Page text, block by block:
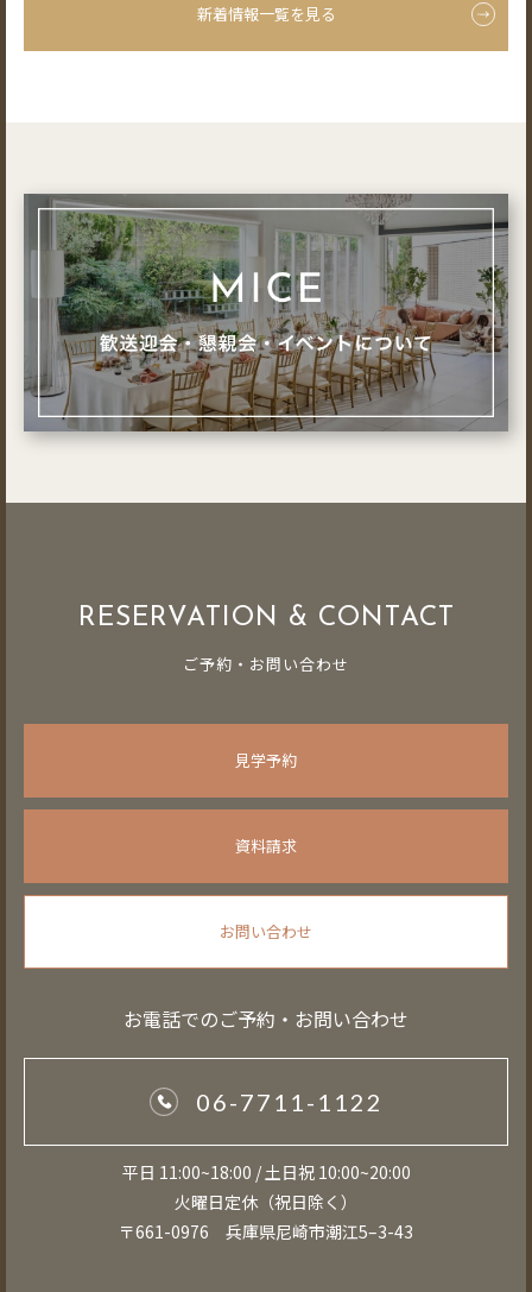
新着情報一覧を見る
RESERVATION & CONTACT
ご予約・お問い合わせ
見学予約
資料請求
お問い合わせ
お電話でのご予約・お問い合わせ
06-7711-1122
平日 11:00~18:00 / 土日祝 10:00~20:00
火曜日定休（祝日除く）
〒661-0976 兵庫県尼崎市潮江5–3-43